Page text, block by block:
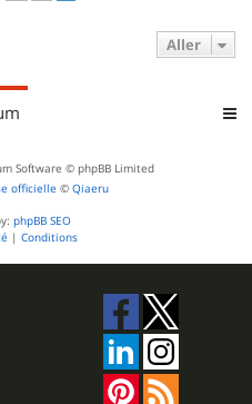
Aller
Software © phpBB Limited
officielle © Qiaeru
phpBB SEO
| Conditions